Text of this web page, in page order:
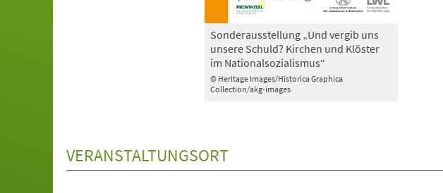
© Heritage Images/Historica Graphica
Collection/akg-images
Sonderausstellung „Und vergib uns
unsere Schuld? Kirchen und Klöster
im Nationalsozialismus“
VERANSTALTUNGSORT